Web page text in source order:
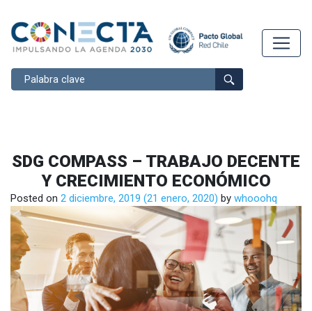
Buscar
SDG COMPASS – TRABAJO DECENTE
Y CRECIMIENTO ECONÓMICO
Posted on 2 diciembre, 2019 (21 enero, 2020) by whooohq